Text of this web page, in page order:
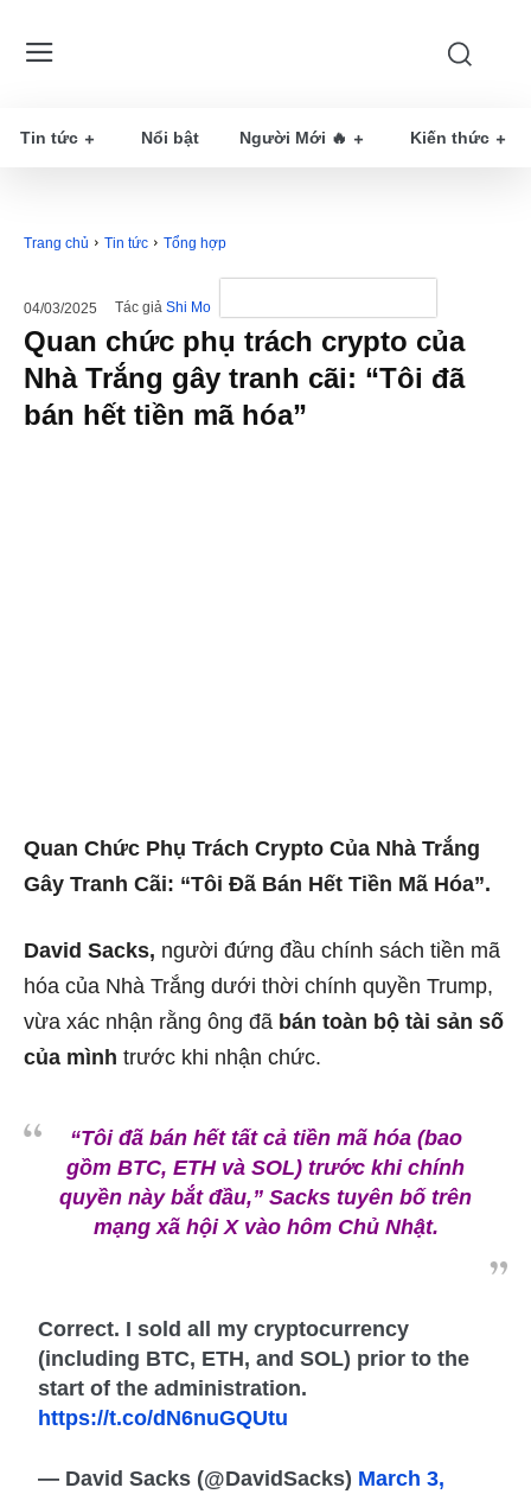
Tin tức Nổi bật Người Mới 🔥 Kiến thức
Trang chủ Tin tức Tổng hợp
04/03/2025 Tác giả Shi Mo
Quan chức phụ trách crypto của
Nhà Trắng gây tranh cãi: “Tôi đã
bán hết tiền mã hóa”
Quan Chức Phụ Trách Crypto Của Nhà Trắng
Gây Tranh Cãi: “Tôi Đã Bán Hết Tiền Mã Hóa”.
David Sacks, người đứng đầu chính sách tiền mã
hóa của Nhà Trắng dưới thời chính quyền Trump,
vừa xác nhận rằng ông đã bán toàn bộ tài sản số
của mình trước khi nhận chức.
“Tôi đã bán hết tất cả tiền mã hóa (bao
gồm BTC, ETH và SOL) trước khi chính
quyền này bắt đầu,” Sacks tuyên bố trên
mạng xã hội X vào hôm Chủ Nhật.
Correct. I sold all my cryptocurrency
(including BTC, ETH, and SOL) prior to the
start of the administration.
https://t.co/dN6nuGQUtu
— David Sacks (@DavidSacks) March 3,